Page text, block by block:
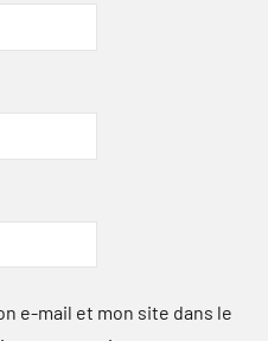
e-mail et mon site dans le